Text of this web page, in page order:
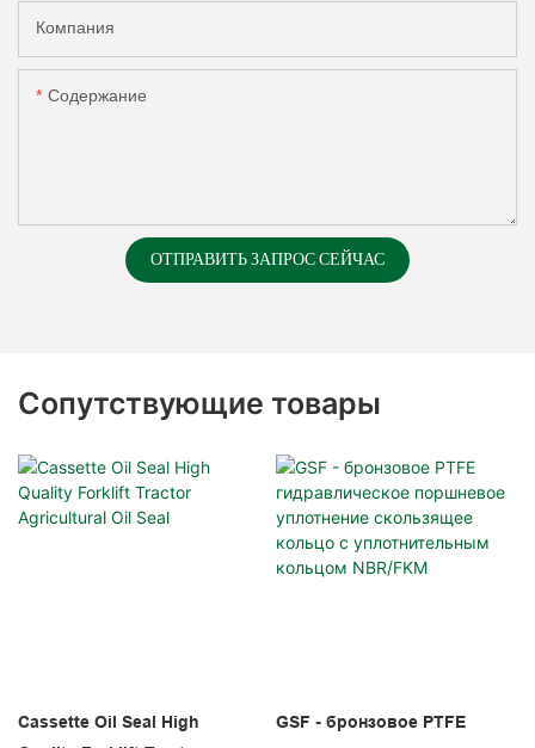
Компания
Содержание
ОТПРАВИТЬ ЗАПРОС СЕЙЧАС
Сопутствующие товары
Cassette Oil Seal High
GSF - бронзовое PTFE